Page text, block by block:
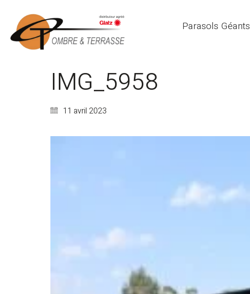
Parasols Géants
IMG_5958
11 avril 2023